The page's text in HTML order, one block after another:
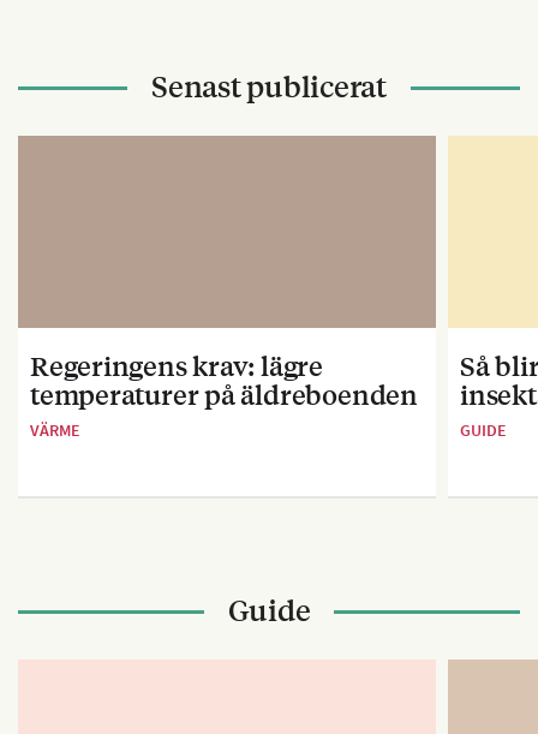
Senast publicerat
Regeringens krav: lägre
temperaturer på äldreboenden
VÄRME
Så
GUIDE
Guide